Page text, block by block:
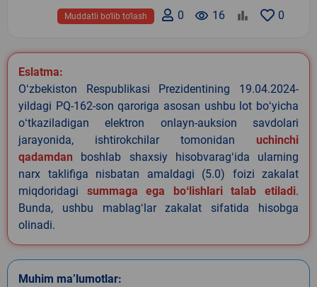
0
remove_red_eye 16
0
Muddatli bo‘lib to‘lash
Eslatma:
Oʻzbekiston Respublikasi Prezidentining 19.04.2024-
yildagi PQ-162-son qaroriga asosan ushbu lot boʻyicha
oʻtkaziladigan elektron onlayn-auksion savdolari
jarayonida, ishtirokchilar tomonidan uchinchi
qadamdan boshlab shaxsiy hisobvaragʻida ularning
narx taklifiga nisbatan amaldagi (5.0) foizi zakalat
miqdoridagi summaga ega boʻlishlari talab etiladi.
Bunda, ushbu mablagʻlar zakalat sifatida hisobga
olinadi.
Muhim ma’lumotlar: